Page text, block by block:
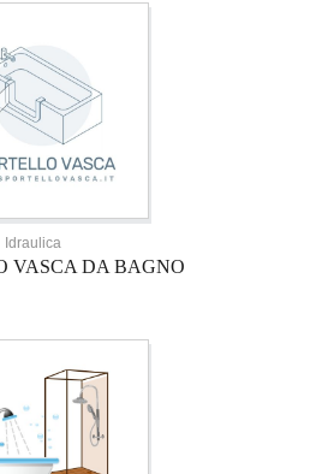
Idraulica
VASCA DA BAGNO